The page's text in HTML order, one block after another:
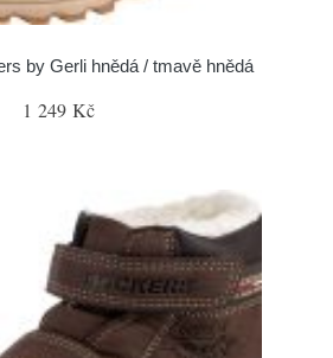
by Gerli hnědá / tmavě hnědá
1 249 Kč